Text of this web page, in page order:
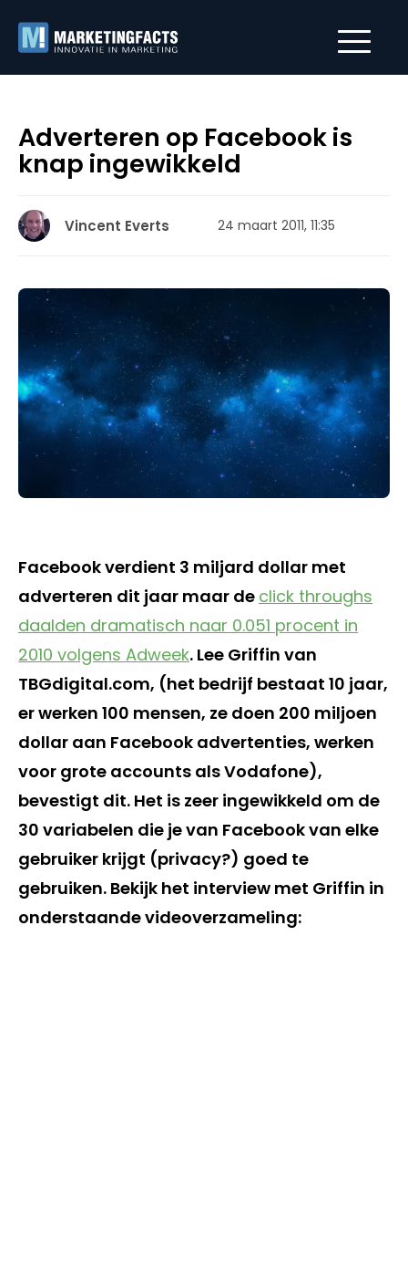
Adverteren op Facebook is
knap ingewikkeld
Vincent Everts 24 maart 2011, 11:35
Facebook verdient 3 miljard dollar met
adverteren dit jaar maar de click throughs
daalden dramatisch naar 0.051 procent in
2010 volgens Adweek. Lee Griffin van
TBGdigital.com, (het bedrijf bestaat 10 jaar,
er werken 100 mensen, ze doen 200 miljoen
dollar aan Facebook advertenties, werken
voor grote accounts als Vodafone),
bevestigt dit. Het is zeer ingewikkeld om de
30 variabelen die je van Facebook van elke
gebruiker krijgt (privacy?) goed te
gebruiken. Bekijk het interview met Griffin in
onderstaande videoverzameling: